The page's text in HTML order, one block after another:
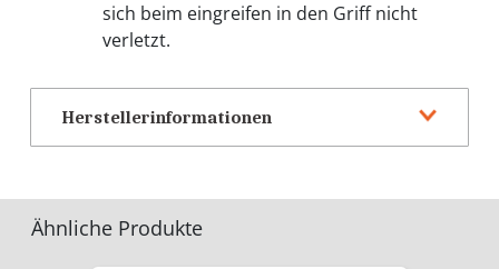
sich beim eingreifen in den Griff nicht
verletzt.
Herstellerinformationen
Ähnliche Produkte